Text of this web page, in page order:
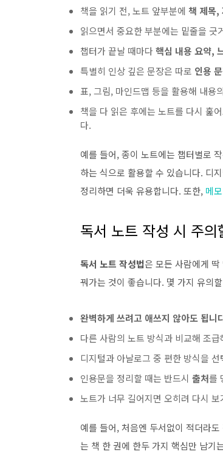
책을 읽기 전, 노트 앞부분에 책 제목,
읽으면서 중요한 부분에는 밑줄을 긋
챕터가 끝날 때마다핵심 내용 요약,
특별히 인상 깊은 문장은 따로 인용
표, 그림, 마인드맵 등을 활용해 내용
책을 다 읽은 후에는 노트를 다시 훑
다.
예를 들어, 종이 노트에는 챕터별로
하는 식으로 활용할 수 있습니다. 디
정리하면 더욱 유용합니다. 또한, 메
독서 노트 작성 시 주의
독서 노트 작성법은 모든 사람에게
꿔가는 것이 좋습니다. 몇 가지 유의
완벽하게 쓰려고 애쓰지 않아도 됩니
다른 사람의 노트 방식과 비교해 조
디지털과 아날로그 중 편한 방식을
인용문을 정리할 때는 반드시 출처를
노트가 너무 길어지면 오히려 다시
예를 들어, 처음엔 두서없이 적더라
는 책 한 권에 한두 가지 핵심만 남기